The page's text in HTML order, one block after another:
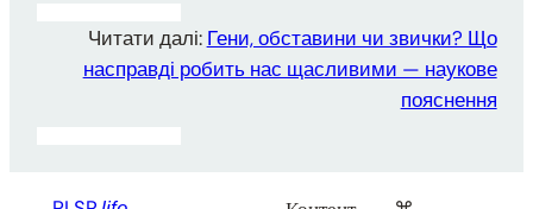
Читати далі: Гени, обставини чи звички? Що
насправді робить нас щасливими — наукове
пояснення